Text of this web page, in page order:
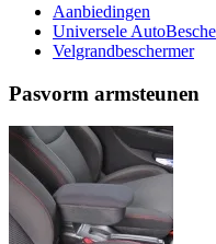
Aanbiedingen
Universele
Velgrandbeschermer
Pasvorm armsteunen